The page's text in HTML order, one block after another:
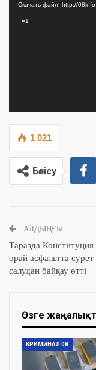
Скачать файл: http://
_=1
1 021
Бөлісу
АЛДЫҢҒЫ
Таразда Конституция
орай асфальтта сурет
салудан байқау өтті
Өзге
КРИМИНАЛ 08